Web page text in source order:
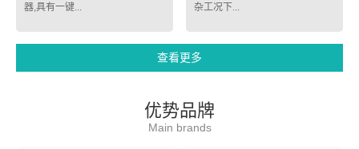
器,具有一键...
杂工况下...
查看更多
优势品牌
Main brands